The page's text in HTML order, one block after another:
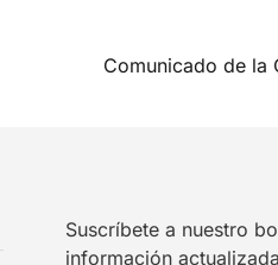
Comunicado de la
Suscríbete a nuestro
información